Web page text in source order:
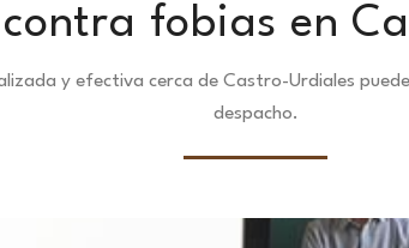
contra fobias en
y efectiva cerca de Castro-Urdiales
despacho.